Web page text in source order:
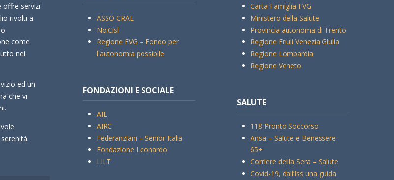
offre servizi
rivolti a
come
nei
ed un
che vi
ASSO CRAL
NoiCisl
Regione FVG – Fondo per
l'autonomia possibile
FONDAZIONI E SOCIALE
AIL
AIRC
Federanziani – Senior Italia
Fondazione Leonardo
LILT
Carta Famiglia FVG
Ministero della Salute
Provincia autonoma di Trento
Regione Friuli Venezia Giulia
Regione Lombardia
Regione Veneto
SALUTE
118 Pronto Soccorso
Ansa – Salute e Benessere
65+
Corriere dellla Sera – Salute
Covid-19, dall’Iss una guida